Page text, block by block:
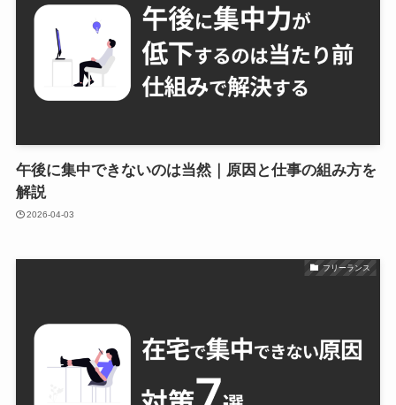
午後に集中できないのは当然｜原因と仕事の組み方を
解説
2026-04-03
フリーランス